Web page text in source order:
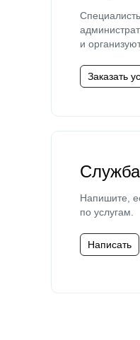
и
Заказать
Напишите,
по услугам.
Написать